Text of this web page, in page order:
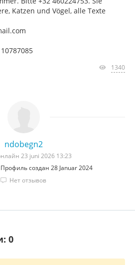
Katzen und Vögel, alle Texte
1340
ndobegn2
23 juni 2026 13:23
Профиль создан 28 Januar 2024
Нет отзывов
0